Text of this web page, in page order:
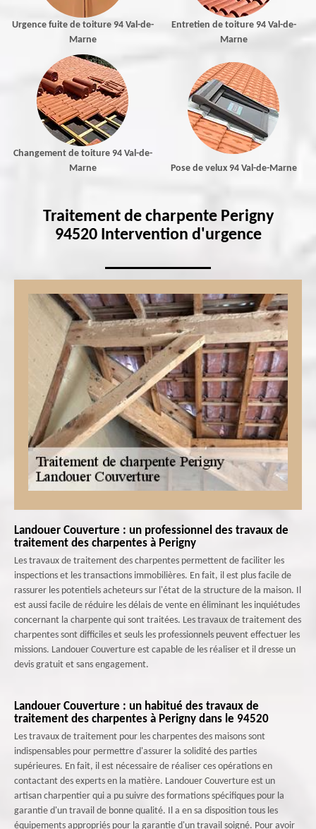
Urgence fuite de toiture 94 Val-de-
Marne
Entretien de toiture 94 Val-de-
Marne
Changement de toiture 94 Val-de-
Marne
Pose de velux 94 Val-de-Marne
Traitement de charpente Perigny
94520 Intervention d'urgence
Landouer Couverture : un professionnel des travaux de
traitement des charpentes à Perigny
Les travaux de traitement des charpentes permettent de faciliter les
inspections et les transactions immobilières. En fait, il est plus facile de
rassurer les potentiels acheteurs sur l'état de la structure de la maison. Il
est aussi facile de réduire les délais de vente en éliminant les inquiétudes
concernant la charpente qui sont traitées. Les travaux de traitement des
charpentes sont difficiles et seuls les professionnels peuvent effectuer les
missions. Landouer Couverture est capable de les réaliser et il dresse un
devis gratuit et sans engagement.
Landouer Couverture : un habitué des travaux de
traitement des charpentes à Perigny dans le 94520
Les travaux de traitement pour les charpentes des maisons sont
indispensables pour permettre d'assurer la solidité des parties
supérieures. En fait, il est nécessaire de réaliser ces opérations en
contactant des experts en la matière. Landouer Couverture est un
artisan charpentier qui a pu suivre des formations spécifiques pour la
garantie d'un travail de bonne qualité. Il a en sa disposition tous les
équipements appropriés pour la garantie d'un travail soigné. Pour avoir